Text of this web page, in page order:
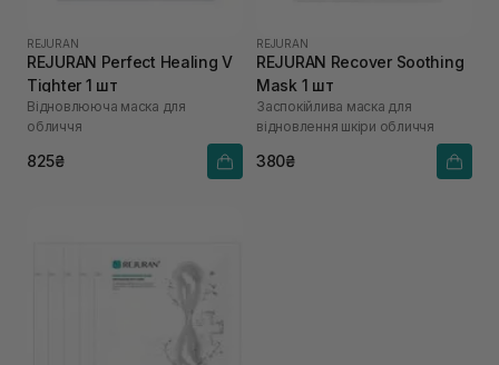
REJURAN
REJURAN Perfect Healing V
Tighter 1 шт
Відновлююча маска для
обличчя
825₴
REJURAN
REJURAN Recover Soothing
Mask 1 шт
Заспокійлива маска для
відновлення шкіри обличчя
380₴